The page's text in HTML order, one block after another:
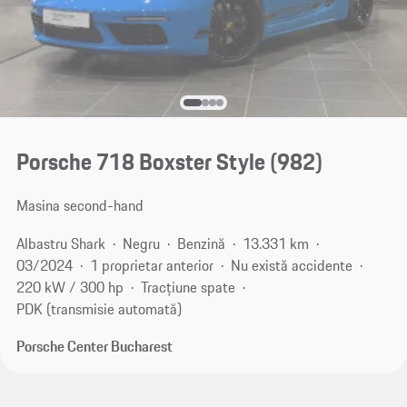
Porsche 718 Boxster Style(982)
Masina second-hand
Albastru Shark
Negru Benzină
13.331 km
03/2024
1 proprietar anterior
Nu există accidente
220 kW / 300 hp
Tracțiune spate
PDK (transmisie automată)
Porsche Center Bucharest